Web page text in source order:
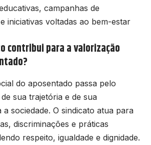
campanhas de
iniciativas voltadas ao bem-estar
contribui para a valorização
do aposentado passa pelo
sua trajetória e de sua
sociedade. O sindicato atua para
discriminações e práticas
respeito, igualdade e dignidade.